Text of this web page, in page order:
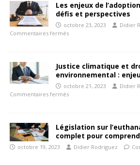
Les enjeux de
défis et perspectives
octobre 23, 2023
Didier
Commentaires fermés
Justice climatique et
environnemental :
octobre 21, 2023
Didier
Commentaires fermés
Législation sur
complet pour
octobre 19, 2023 Didier Rodriguez